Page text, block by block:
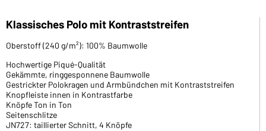
Klassisches Polo mit Kontraststreifen
Oberstoff (240 g/m²): 100% Baumwolle
Hochwertige Piqué-Qualität
Gekämmte, ringgesponnene Baumwolle
Gestrickter Polokragen und Armbündchen mit Kontraststreifen
Knopfleiste innen in Kontrastfarbe
Knöpfe Ton in Ton
Seitenschlitze
JN727: taillierter Schnitt, 4 Knöpfe